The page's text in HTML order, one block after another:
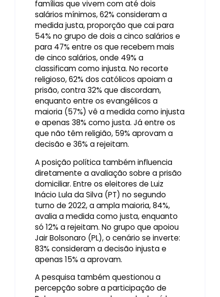
famílias que vivem com até dois
salários mínimos, 62% consideram a
medida justa, proporção que cai para
54% no grupo de dois a cinco salários e
para 47% entre os que recebem mais
de cinco salários, onde 49% a
classificam como injusta. No recorte
religioso, 62% dos católicos apoiam a
prisão, contra 32% que discordam,
enquanto entre os evangélicos a
maioria (57%) vê a medida como injusta
e apenas 38% como justa. Já entre os
que não têm religião, 59% aprovam a
decisão e 36% a rejeitam.
A posição política também influencia
diretamente a avaliação sobre a prisão
domiciliar. Entre os eleitores de Luiz
Inácio Lula da Silva (PT) no segundo
turno de 2022, a ampla maioria, 84%,
avalia a medida como justa, enquanto
só 12% a rejeitam. No grupo que apoiou
Jair Bolsonaro (PL), o cenário se inverte:
83% consideram a decisão injusta e
apenas 15% a aprovam.
A pesquisa também questionou a
percepção sobre a participação de